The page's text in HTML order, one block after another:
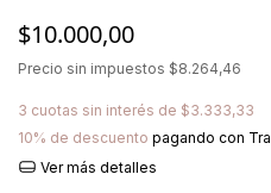
$10.000,00
Precio sin impuestos $8.264,46
3 cuotas sin interés de $3.333,33
10% de descuento pagando con
Ver más detalles